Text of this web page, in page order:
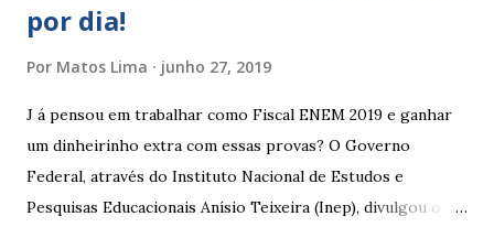
por dia!
Por Matos Lima junho 27, 2019
J á pensou em trabalhar como Fiscal ENEM 2019 e ganhar
um dinheirinho extra com essas provas? O Governo
Federal, através do Instituto Nacional de Estudos e
Pesquisas Educacionais Anísio Teixeira (Inep), divulgou o